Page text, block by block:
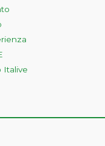
Italive